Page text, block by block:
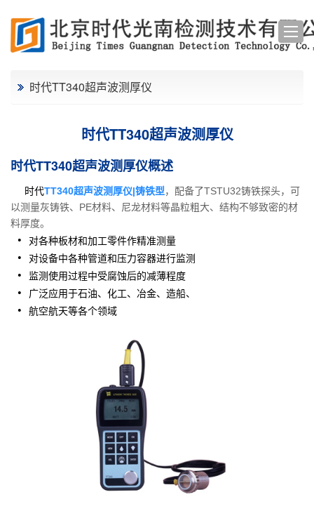
时代TT340超声波测厚仪
时代TT340超声波测厚仪
时代TT340超声波测厚仪概述
时代TT340超声波测厚仪|铸铁型，配备了TSTU32铸铁探头，可
以测量灰铸铁、PE材料、尼龙材料等晶粒粗大、结构不够致密的材
料厚度。
对各种板材和加工零件作精准测量
对设备中各种管道和压力容器进行监测
监测使用过程中受腐蚀后的减薄程度
广泛应用于石油、化工、冶金、造船、
航空航天等各个领域